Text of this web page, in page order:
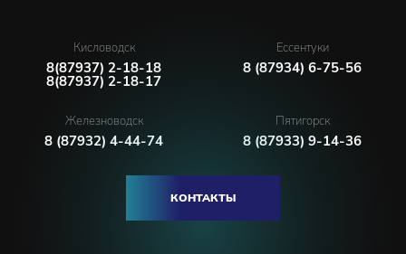
Кисловодск
8(87937) 2-18-18
8(87937) 2-18-17
Ессентуки
8 (87934) 6-75-56
Железноводск
8 (87932) 4-44-74
Пятигорск
8 (87933) 9-14-36
КОНТАКТЫ